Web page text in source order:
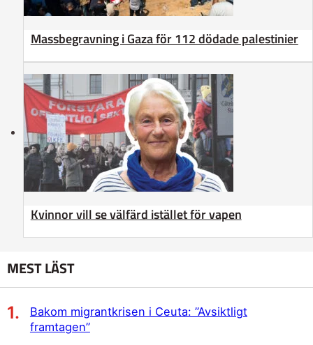
Massbegravning i Gaza för 112 dödade palestinier
Kvinnor vill se välfärd istället för vapen
MEST LÄST
Bakom migrantkrisen i Ceuta: ”Avsiktligt
framtagen”